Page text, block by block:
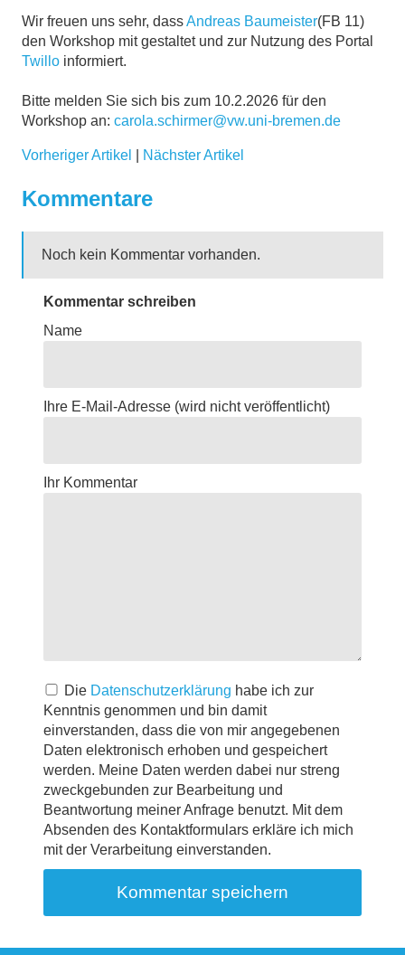
Wir freuen uns sehr, dassAndreas Baumeister(FB 11)
den Workshop mit gestaltet und zur Nutzung des Portal
Twillo informiert.
Bitte melden Sie sich bis zum 10.2.2026 für den
Workshop an: carola.schirmer@vw.uni-bremen.de
Vorheriger Artikel Nächster Artikel
Kommentare
Noch kein Kommentar vorhanden.
Kommentar schreiben
Name
Ihre E-Mail-Adresse (wird nicht veröffentlicht)
Ihr Kommentar
Die Datenschutzerklärung habe ich zur
Kenntnis genommen und bin damit
einverstanden, dass die von mir angegebenen
Daten elektronisch erhoben und gespeichert
werden. Meine Daten werden dabei nur streng
zweckgebunden zur Bearbeitung und
Beantwortung meiner Anfrage benutzt. Mit dem
Absenden des Kontaktformulars erkläre ich mich
mit der Verarbeitung einverstanden.